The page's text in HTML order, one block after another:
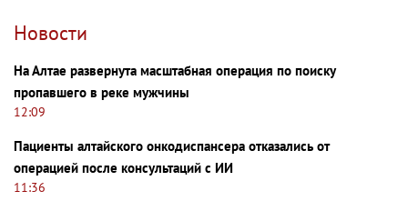
Новости
На Алтае развернута масштабная операция по поиску
пропавшего в реке мужчины
12:09
Пациенты алтайского онкодиспансера отказались от
операцией после консультаций с ИИ
11:36